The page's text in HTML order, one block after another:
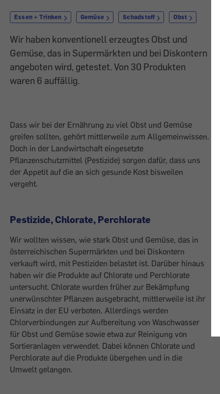
Essen + Trinken Gemüse Schadstoff Obst
Wir haben konventionell erzeugtes Obst und
Gemüse, das in Supermärkten und bei Diskontern
angeboten wird, getestet. Von 30 Produkten
waren 6 auffällig.
Dass wir bei der Ernährung zu viel Obst und Gemüse
greifen sollten, gehört mittlerweile zum Allgemeinwissen.
Doch in der Land­wirtschaft eingesetzte
Pflanzenschutzmit­tel (Pestizide) sorgen dafür, dass uns
der Appetit auf die an sich gesunde Kost bis­weilen
vergeht.
Pestizide, Chlorate, Perchlorate
Wir wollten wissen, wie stark Obst und Ge­müse, das in
österreichischen Supermärk­ten und bei Diskontern
verkauft wird, mit Pestiziden belastet ist. Darüber hinaus
ha­ben wir die Produkte auf Chlorate und Perchlorate
untersucht. Chlorate wurden früher zur Bekämpfung
unerwünschter Pflanzen ausgebracht, mittlerweile ist ihr
Einsatz in der EU verboten. Allerdings wer­den
Chlorverbindungen zur Aufbereitung von Waschwasser
für Obst und Gemüse sowie etwa zur Reinigung von
Sortieranlagen verwendet. Dabei können Chlorate und
Perchlorate auf die Produkte überge­hen und in die
Umwelt gelangen.